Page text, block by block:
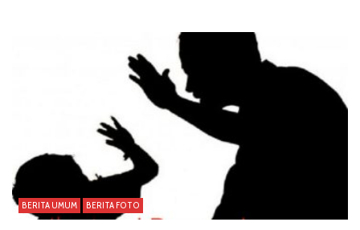
BERITA UMUM BERITA FOTO